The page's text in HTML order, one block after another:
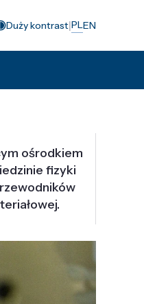
Duży kontrast|PLEN
ośrodkiem
fizyki